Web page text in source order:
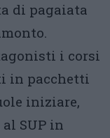
di pagaiata
i corsi
in pacchetti
iniziare,
SUP in